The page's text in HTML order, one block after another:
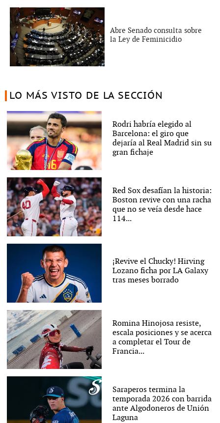
Abre Senado consulta sobre
la Ley de Feminicidio
LO MÁS VISTO DE LA SECCIÓN
Rodri habría elegido al
Barcelona: el giro que
dejaría al Real Madrid sin su
gran fichaje
Red Sox desafían la historia:
Boston revive con una racha
que no se veía desde hace
114...
¡Revive el Chucky! Hirving
Lozano ficha por LA Galaxy
tras meses borrado
Romina Hinojosa resiste,
escala posiciones y se acerca
a completar el Tour de
Francia...
Saraperos termina la
temporada 2026 con barrida
ante Algodoneros de Unión
Laguna